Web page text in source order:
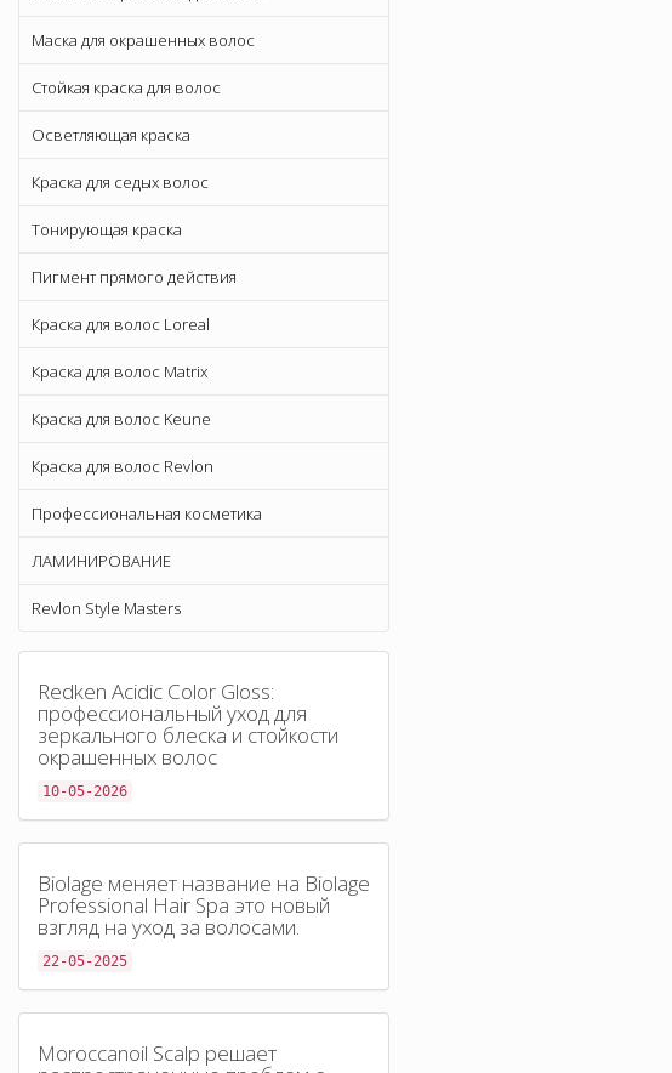
Маска для окрашенных волос
Стойкая краска для волос
Осветляющая краска
Краска для седых волос
Тонирующая краска
Пигмент прямого действия
Краска для волос Loreal
Краска для волос Matrix
Краска для волос Keune
Краска для волос Revlon
Профессиональная косметика
ЛАМИНИРОВАНИЕ
Revlon Style Masters
Redken Acidic Color Gloss:
профессиональный уход для
зеркального блеска и стойкости
окрашенных волос
10-05-2026
Biolage меняет название на Biolage
Professional Hair Spa это новый
взгляд на уход за волосами.
22-05-2025
Moroccanoil Scalp решает